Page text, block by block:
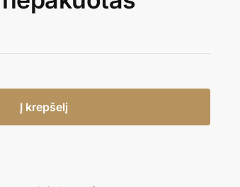
Į krepšelį